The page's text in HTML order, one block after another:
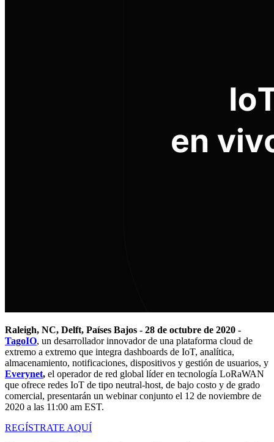
Raleigh, NC, Delft, Países Bajos - 28 de octubre de 2020 -
TagoIO, un desarrollador innovador de una plataforma cloud de
extremo a extremo que integra dashboards de IoT, analítica,
almacenamiento, notificaciones, dispositivos y gestión de usuarios, y
Everynet, el operador de red global líder en tecnología LoRaWAN
que ofrece redes IoT de tipo neutral-host, de bajo costo y de grado
comercial, presentarán un webinar conjunto el 12 de noviembre de
2020 a las 11:00 am EST.
REGÍSTRATE AQUÍ